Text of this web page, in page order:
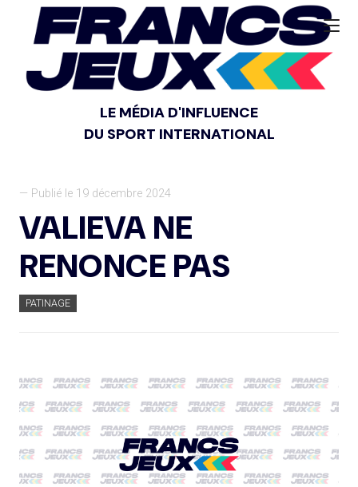
LE MÉDIA D'INFLUENCE
DU SPORT INTERNATIONAL
— Publié le 19 décembre 2024
VALIEVA NE
RENONCE PAS
PATINAGE